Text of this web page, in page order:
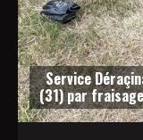
Service
(31) par